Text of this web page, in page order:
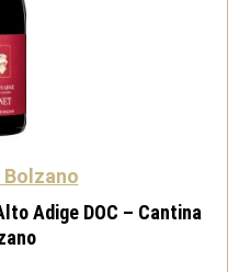
Bolzano
Adige DOC – Cantina